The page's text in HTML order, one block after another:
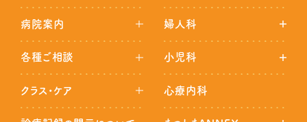
病院案内
各種ご相談
クラス・ケア
婦人科
小児科
心療内科